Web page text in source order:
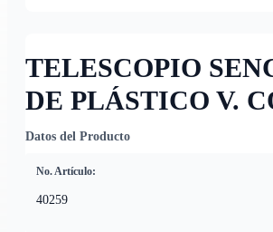
TELESCOPIO
DE PLÁSTICO V.
Datos del Producto
No. Artículo:
40259